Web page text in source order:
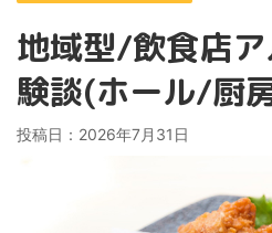
地域型/飲食店
験談(ホール/厨
投稿日： 2026年7月31日